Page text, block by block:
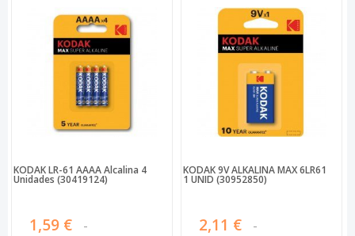
KODAK LR-61 AAAA Alcalina 4
Unidades (30419124)
1,59 €
KODAK 9V ALKALINA MAX 6LR61
1 UNID (30952850)
2,11 €